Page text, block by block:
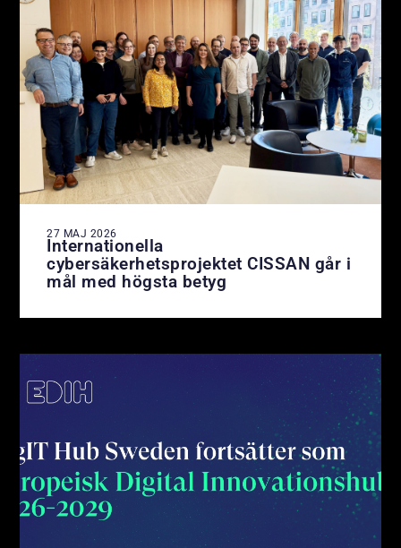
27 MAJ 2026
Internationella
cybersäkerhetsprojektet CISSAN går i
mål med högsta betyg